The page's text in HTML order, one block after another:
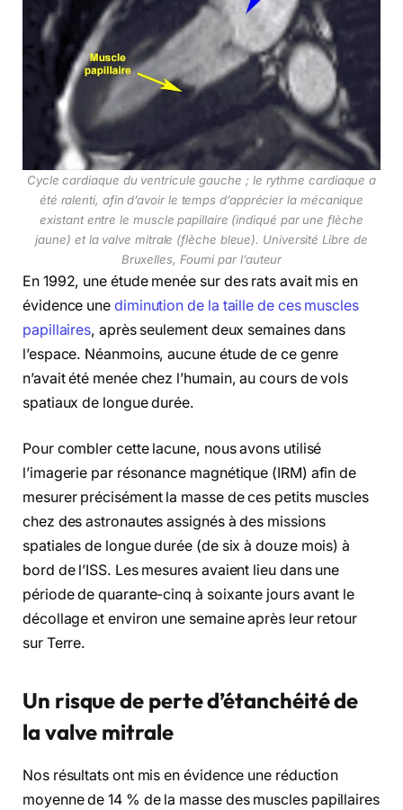
Cycle cardiaque du ventricule gauche ; le rythme cardiaque a
été ralenti, afin d’avoir le temps d’apprécier la mécanique
existant entre le muscle papillaire (indiqué par une flèche
jaune) et la valve mitrale (flèche bleue). Université Libre de
Bruxelles, Fourni par l’auteur
En 1992, une étude menée sur des rats avait mis en
évidence une diminution de la taille de ces muscles
papillaires, après seulement deux semaines dans
l’espace. Néanmoins, aucune étude de ce genre
n’avait été menée chez l’humain, au cours de vols
spatiaux de longue durée.
Pour combler cette lacune, nous avons utilisé
l’imagerie par résonance magnétique (IRM) afin de
mesurer précisément la masse de ces petits muscles
chez des astronautes assignés à des missions
spatiales de longue durée (de six à douze mois) à
bord de l’ISS. Les mesures avaient lieu dans une
période de quarante-cinq à soixante jours avant le
décollage et environ une semaine après leur retour
sur Terre.
Un risque de perte d’étanchéité de
la valve mitrale
Nos résultats ont mis en évidence une réduction
moyenne de 14 % de la masse des muscles papillaires